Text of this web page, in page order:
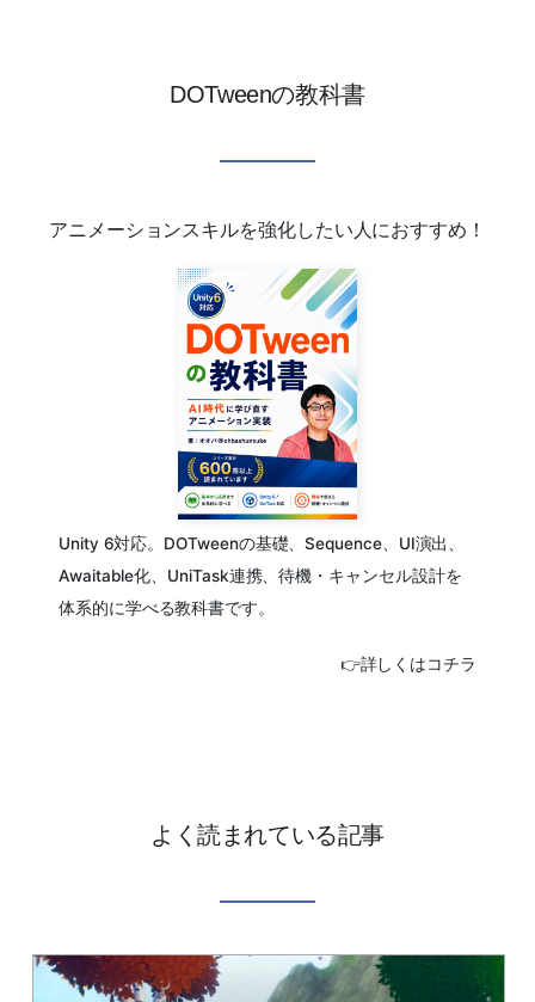
DOTweenの教科書
アニメーションスキルを強化したい人におすすめ！
Unity 6対応。DOTweenの基礎、Sequence、UI演出、
Awaitable化、UniTask連携、待機・キャンセル設計を
体系的に学べる教科書です。
👉詳しくはコチラ
よく読まれている記事